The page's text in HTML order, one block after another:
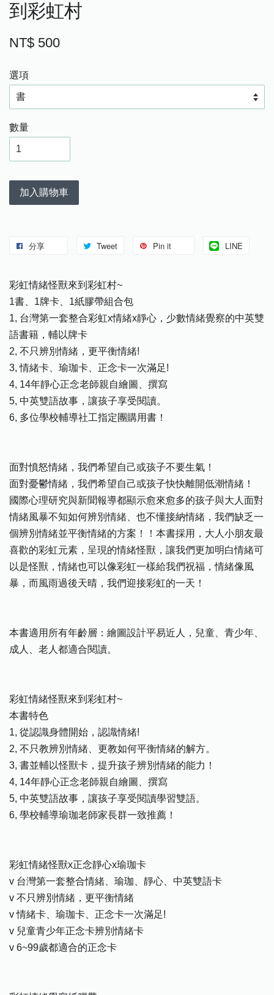
到彩虹村
NT$ 500
選項
數量
加入購物車
分享 Tweet Pin it LINE
彩虹情緒怪獸來到彩虹村~
1書、1牌卡、1紙膠帶組合包
1, 台灣第一套整合彩虹x情緒x靜心，少數情緒覺察的中英雙
語書籍，輔以牌卡
2, 不只辨別情緒，更平衡情緒!
3, 情緒卡、瑜珈卡、正念卡一次滿足!
4, 14年靜心正念老師親自繪圖、撰寫
5, 中英雙語故事，讓孩子享受閱讀。
6, 多位學校輔導社工指定團購用書！
面對憤怒情緒，我們希望自己或孩子不要生氣！
面對憂鬱情緒，我們希望自己或孩子快快離開低潮情緒！
國際心理研究與新聞報導都顯示愈來愈多的孩子與大人面對
情緒風暴不知如何辨別情緒、也不懂接納情緒，我們缺乏一
個辨別情緒並平衡情緒的方案！！本書採用，大人小朋友最
喜歡的彩虹元素，呈現的情緒怪獸，讓我們更加明白情緒可
以是怪獸，情緒也可以像彩虹一樣給我們祝福，情緒像風
暴，而風雨過後天晴，我們迎接彩虹的一天！
本書適用所有年齡層：繪圖設計平易近人，兒童、青少年、
成人、老人都適合閱讀。
彩虹情緒怪獸來到彩虹村~
本書特色
1, 從認識身體開始，認識情緒!
2, 不只教辨別情緒、更教如何平衡情緒的解方。
3, 書並輔以怪獸卡，提升孩子辨別情緒的能力！
4, 14年靜心正念老師親自繪圖、撰寫
5, 中英雙語故事，讓孩子享受閱讀學習雙語。
6, 學校輔導瑜珈老師家長群一致推薦！
彩虹情緒怪獸x正念靜心x瑜珈卡
v 台灣第一套整合情緒、瑜珈、靜心、中英雙語卡
v 不只辨別情緒，更平衡情緒
v 情緒卡、瑜珈卡、正念卡一次滿足!
v 兒童青少年正念卡辨別情緒卡
v 6~99歲都適合的正念卡